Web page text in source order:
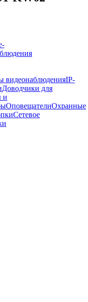
видеонаблюденияIP-
Доводчики для
и
ОповещателиОхранные
Сетевое